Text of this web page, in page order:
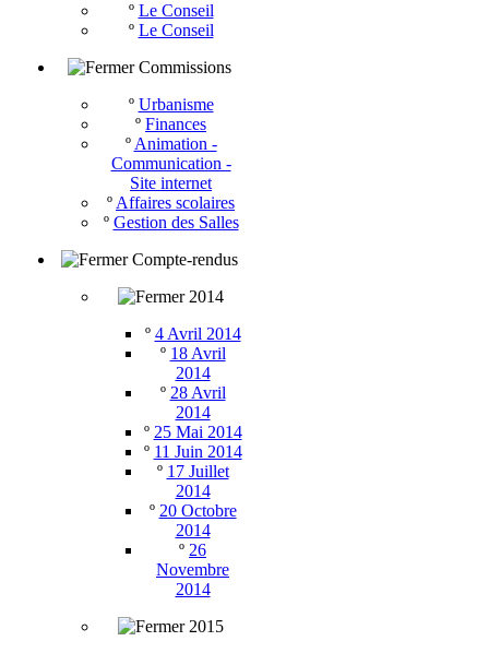
º Le Conseil
º Le Conseil
Commissions
º Urbanisme
º Finances
º Animation -
Communication -
Site internet
º Affaires scolaires
º Gestion des Salles
Compte-rendus
2014
º 4 Avril 2014
º 18 Avril
2014
º 28 Avril
2014
º 25 Mai 2014
º 11 Juin 2014
º 17 Juillet
2014
º 20 Octobre
2014
º 26
Novembre
2014
2015